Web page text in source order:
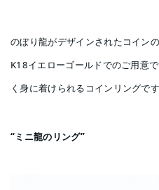
のぼり龍がデザインされたコイン
K18イエローゴールドでのご用意
く身に着けられるコインリングです
“ミニ龍のリング”